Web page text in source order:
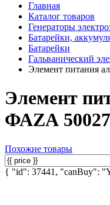
Главная
Каталог товаров
Генераторы
Батарейки,
Батарейки
Гальванический
Элемент питания
Элемент
ФАZА
Похожие товары
{ "id": 37441, "canBuy":